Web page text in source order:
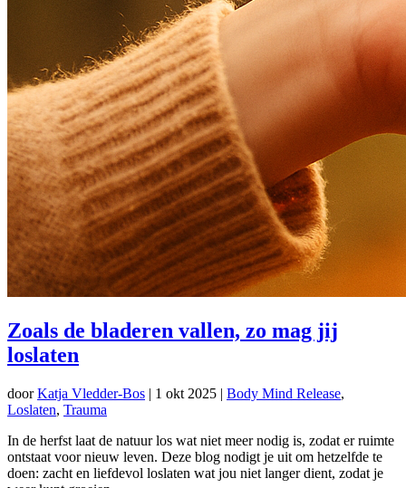
Zoals de bladeren vallen, zo mag jij
loslaten
doorKatja Vledder-Bos | 1 okt 2025 | Body Mind Release,
Loslaten, Trauma
In de herfst laat de natuur los wat niet meer nodig is, zodat er ruimte
ontstaat voor nieuw leven. Deze blog nodigt je uit om hetzelfde te
doen: zacht en liefdevol loslaten wat jou niet langer dient, zodat je